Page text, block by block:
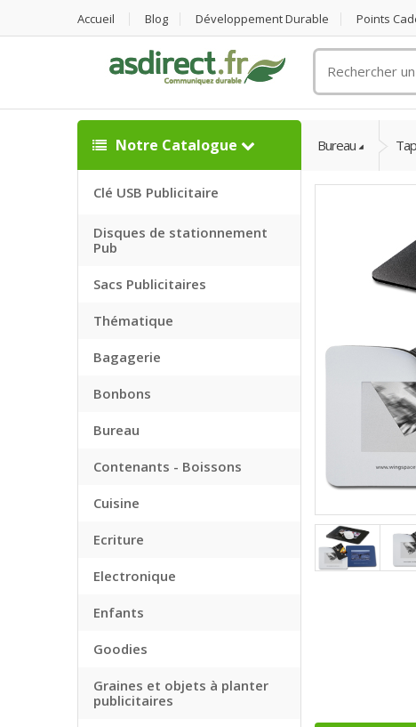
Accueil Blog Développement Durable Points
un
objet
publicitaire
Notre Catalogue
Clé USB Publicitaire
Disques de stationnement
Pub
Sacs Publicitaires
Thématique
Bagagerie
Bonbons
Bureau
Contenants - Boissons
Cuisine
Ecriture
Electronique
Enfants
Goodies
Graines et objets à planter
publicitaires
Bureau